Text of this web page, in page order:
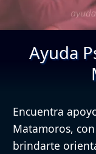
Ayuda
Encuentra
Matamoros,
brindarte